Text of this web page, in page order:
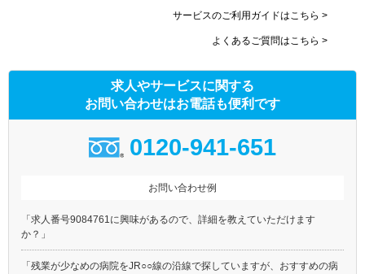
サービスのご利用ガイドはこちら >
よくあるご質問はこちら >
求人やサービスに関する
お問い合わせはお電話も便利です
0120-941-651
お問い合わせ例
「求人番号9084761に興味があるので、詳細を教えていただけます
か？」
「残業が少なめの病院をJR○○線の沿線で探していますが、おすすめの病